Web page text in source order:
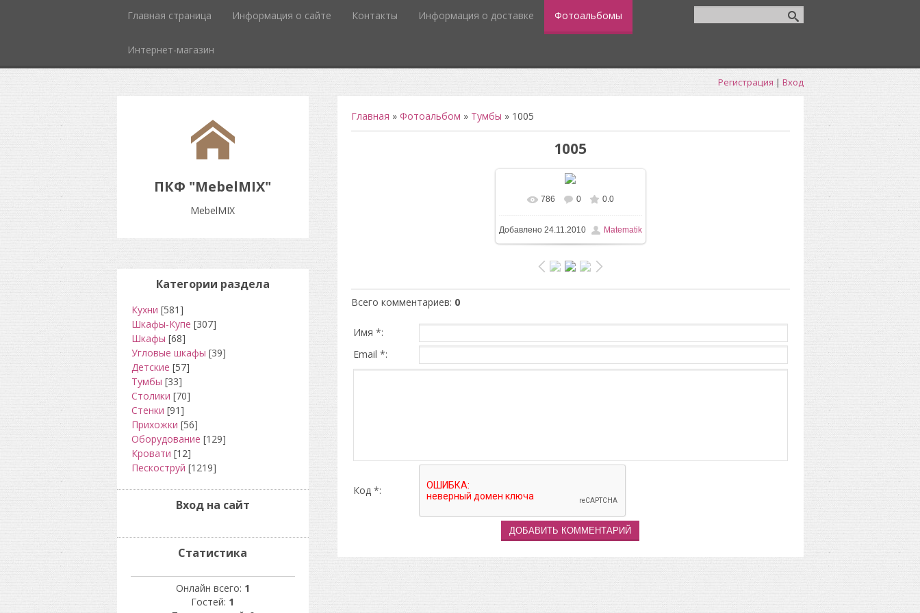
Главная страница Информация о сайте Контакты Информация о доставке Фотоальбомы
Интернет-магазин
Регистрация | Вход
ПКФ "MebelMIX"
MebelMIX
Главная » Фотоальбом » Тумбы » 1005
1005
786 0 0.0
Добавлено24.11.2010 Matematik
Всего комментариев: 0
Имя *:
Email *:
Код *:
Категории раздела
Кухни [581]
Шкафы-Купе [307]
Шкафы [68]
Угловые шкафы [39]
Детские [57]
Тумбы [33]
Столики [70]
Стенки [91]
Прихожки [56]
Оборудование [129]
Кровати [12]
Пескоструй [1219]
Вход на сайт
Статистика
Онлайн всего: 1
Гостей: 1